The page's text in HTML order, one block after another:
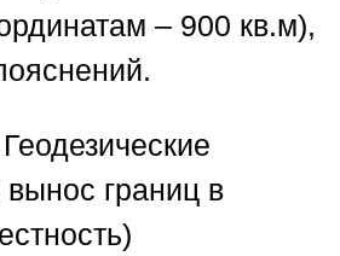
– 900 кв.м),
границ в